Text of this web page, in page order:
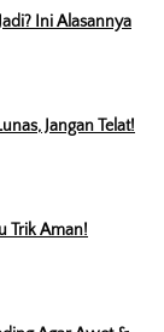
Ini Alasannya
Jangan Telat!
Trik Aman!